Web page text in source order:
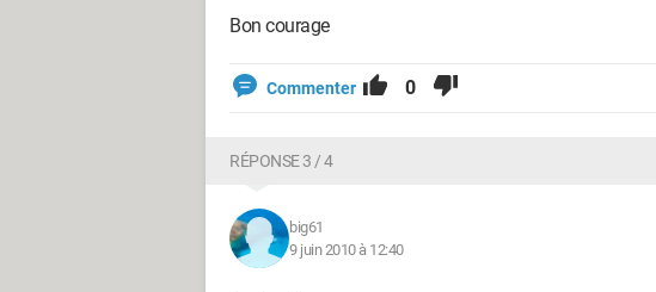
Bon courage
Commenter 0
RÉPONSE 3 / 4
big61
9 juin 2010 à 12:40